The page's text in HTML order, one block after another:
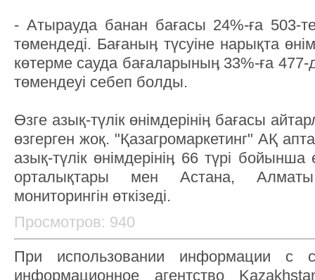
- Атырауда банан бағасы 24%-ға 503-
төмендеді. Бағаныӊ түсуіне нарықта
көтерме сауда бағаларыныӊ 33%-ға 477-
төмендеуі себеп болды.
Өзге азық-түлік өнімдерініӊ бағасы
өзгерген жоқ. "Қазагромаркетинг" АҚ
азық-түлік өнімдерініӊ 66 түрі
орталықтары мен Астана,
мониторингін өткізеді.
Просмотров: 940
При использовании информации с
информационное агентство